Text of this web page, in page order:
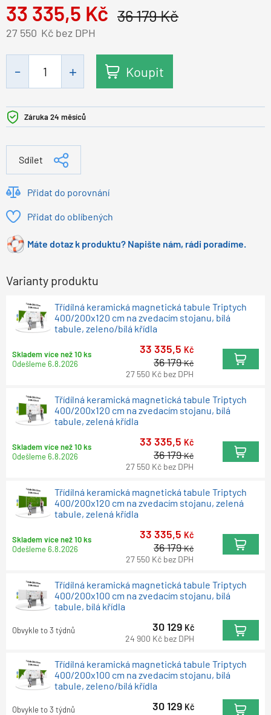
36 179Kč
33 335,5 Kč
Kč bez DPH
27 550
Koupit
Záruka 24 měsíců
Sdílet
Přidat do porovnání
Přidat do oblíbených
Máte dotaz k produktu? Napište nám, rádi poradíme.
Varianty produktu
Třídílná keramická magnetická tabule Triptych
400/200x120 cm na zvedacím stojanu, bílá
tabule, zeleno/bílá křídla
Skladem více než 10 ks
Odešleme6.8.2026
33 335,5 Kč
36 179Kč
27 550 Kč bez DPH
Třídílná keramická magnetická tabule Triptych
400/200x120 cm na zvedacím stojanu, bílá
tabule, zelená křídla
Skladem více než 10 ks
Odešleme6.8.2026
33 335,5 Kč
36 179Kč
27 550 Kč bez DPH
Třídílná keramická magnetická tabule Triptych
400/200x120 cm na zvedacím stojanu, zelená
tabule, zelená křídla
Skladem více než 10 ks
Odešleme6.8.2026
33 335,5 Kč
36 179Kč
27 550 Kč bez DPH
Třídílná keramická magnetická tabule Triptych
400/200x100 cm na zvedacím stojanu, bílá
tabule, bílá křídla
Obvykle to 3 týdnů 30 129 Kč
24 900 Kč bez DPH
Třídílná keramická magnetická tabule Triptych
400/200x100 cm na zvedacím stojanu, bílá
tabule, zeleno/bílá křídla
Obvykle to 3 týdnů 30 129 Kč